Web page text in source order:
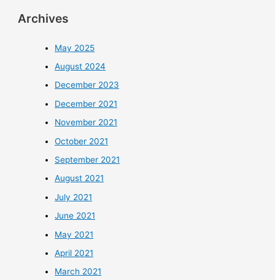
Archives
May 2025
August 2024
December 2023
December 2021
November 2021
October 2021
September 2021
August 2021
July 2021
June 2021
May 2021
April 2021
March 2021